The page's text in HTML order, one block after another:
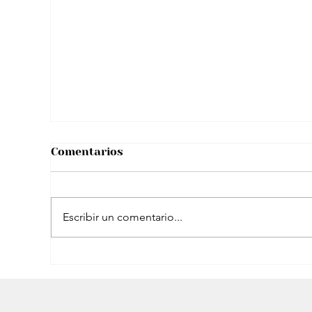
Comentarios
Escribir un comentario...